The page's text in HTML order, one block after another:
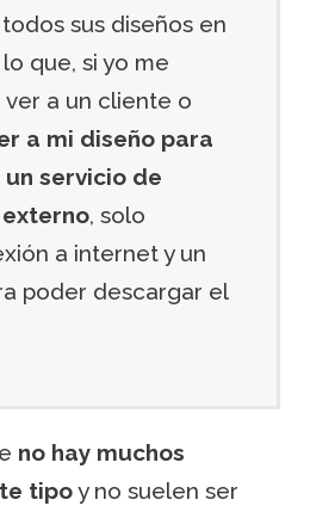
sus diseños en
que, si yo me
a un cliente o
a mi diseño para
servicio de
externo, solo
a internet y un
poder descargar el
no hay muchos
tipoy no suelen ser